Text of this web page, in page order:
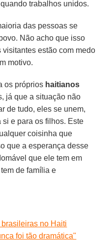
trabalhos unidos.
das pessoas se
Não acho que isso
estão com medo
motivo.
os próprios haitianos
já que a situação não
de tudo, eles se unem,
si e para os filhos. Este
coisinha que
que a esperança desse
que ele tem em
de família e
no Haiti
foi tão dramática"